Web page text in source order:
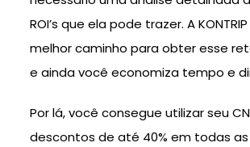
ROI’s que ela pode trazer. A
melhor caminho para obter esse
e ainda você economiza tempo e
Por lá, você consegue utilizar seu
descontos de até 40% em todas